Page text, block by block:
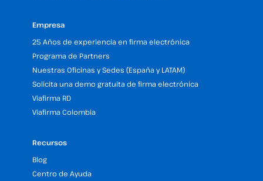
Empresa
25 Años de experiencia en firma electrónica
Programa de Partners
Nuestras Oficinas y Sedes (España y LATAM)
Solicita una demo gratuita de firma electrónica
Viafirma RD
Viafirma Colombia
Recursos
Blog
Centro de Ayuda